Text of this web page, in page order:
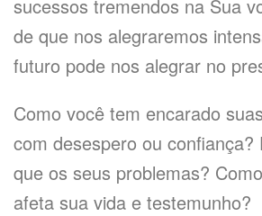
sucessos tremendos na Sua
de que nos alegraremos
futuro pode nos alegrar no
Como você tem encarado
com desespero ou confiança?
que os seus problemas?
afeta sua vida e testemunho?